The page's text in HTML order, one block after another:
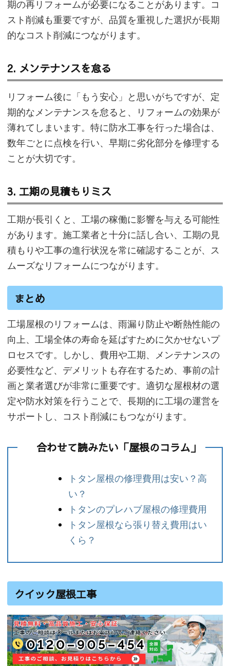
期の再リフォームが必要になることがあります。コ
スト削減も重要ですが、品質を重視した選択が長期
的なコスト削減につながります。
2. メンテナンスを怠る
リフォーム後に「もう安心」と思いがちですが、定
期的なメンテナンスを怠ると、リフォームの効果が
薄れてしまいます。特に防水工事を行った場合は、
数年ごとに点検を行い、早期に劣化部分を修理する
ことが大切です。
3. 工期の見積もりミス
工期が長引くと、工場の稼働に影響を与える可能性
があります。施工業者と十分に話し合い、工期の見
積もりや工事の進行状況を常に確認することが、ス
ムーズなリフォームにつながります。
まとめ
工場屋根のリフォームは、雨漏り防止や断熱性能の
向上、工場全体の寿命を延ばすために欠かせないプ
ロセスです。しかし、費用や工期、メンテナンスの
必要性など、デメリットも存在するため、事前の計
画と業者選びが非常に重要です。適切な屋根材の選
定や防水対策を行うことで、長期的に工場の運営を
サポートし、コスト削減にもつながります。
合わせて読みたい「屋根のコラム」
トタン屋根の修理費用は安い？高
い？
トタンのプレハブ屋根の修理費用
トタン屋根なら張り替え費用はい
くら？
クイック屋根工事